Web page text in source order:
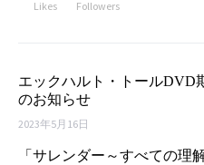
Likes Followers
エックハルト・トールDVD
のお知らせ
2023年5月16日
「サレンダー～すべての理